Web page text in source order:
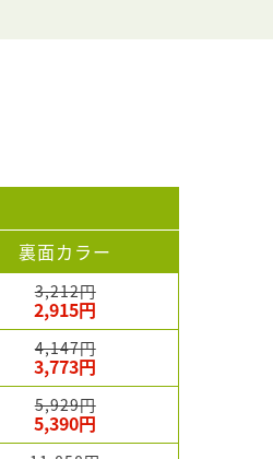
裏面カラー
3,212円
2,915円
4,147円
3,773円
5,929円
5,390円